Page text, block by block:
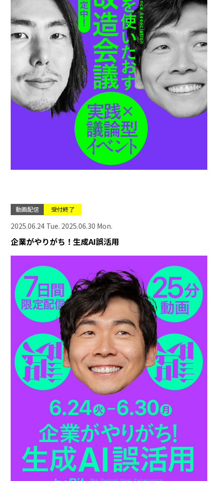
動画配信 受付終了
2025.06.24 Tue. 2025.06.30 Mon.
企業がやりがち！生成AI誤活用